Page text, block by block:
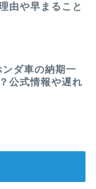
由や早まること
ンダ車の納期一
公式情報や遅れ